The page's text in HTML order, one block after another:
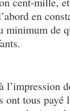
en
minimum de
l’impression
ont tous payé